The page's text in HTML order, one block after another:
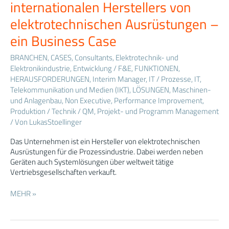
internationalen Herstellers von
elektrotechnischen Ausrüstungen –
ein Business Case
BRANCHEN, CASES, Consultants, Elektrotechnik- und
Elektronikindustrie, Entwicklung / F&E, FUNKTIONEN,
HERAUSFORDERUNGEN, Interim Manager, IT / Prozesse, IT,
Telekommunikation und Medien (IKT), LÖSUNGEN, Maschinen-
und Anlagenbau, Non Executive, Performance Improvement,
Produktion / Technik / QM, Projekt- und Programm Management
/ Von LukasStoellinger
Das Unternehmen ist ein Hersteller von elektrotechnischen
Ausrüstungen für die Prozessindustrie. Dabei werden neben
Geräten auch Systemlösungen über weltweit tätige
Vertriebsgesellschaften verkauft.
internationalen
Herstellers
von
elektrotechnischen
–
ein
Business
Case
MEHR »